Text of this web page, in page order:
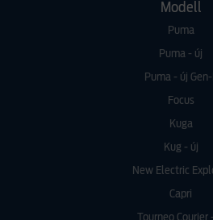
Modell
Puma
Puma - új
Puma - új Gen-
Focus
Kuga
Kug - új
New Electric
Capri
Tourneo Courier